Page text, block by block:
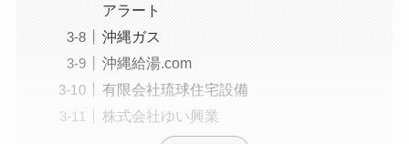
アラート
沖縄ガス
沖縄給湯.com
有限会社琉球住宅設備
株式会社ゆい興業